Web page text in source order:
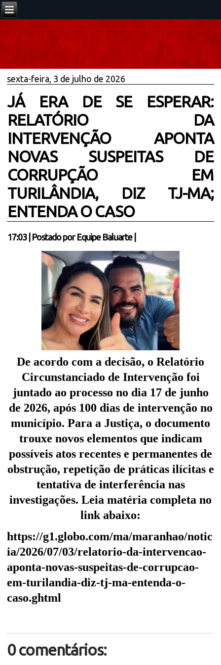
sexta-feira, 3 de julho de 2026
JÁ ERA DE SE ESPERAR:
RELATÓRIO DA
INTERVENÇÃO APONTA
NOVAS SUSPEITAS DE
CORRUPÇÃO EM
TURILÂNDIA, DIZ TJ-MA;
ENTENDA O CASO
17:03| Postado por Equipe Baluarte
De acordo com a decisão, o Relatório
Circunstanciado de Intervenção foi
juntado ao processo no dia 17 de junho
de 2026, após 100 dias de intervenção no
município. Para a Justiça, o documento
trouxe novos elementos que indicam
possíveis atos recentes e permanentes de
obstrução, repetição de práticas ilícitas e
tentativa de interferência nas
investigações. Leia matéria completa no
link abaixo:
https://g1.globo.com/ma/maranhao/notic
ia/2026/07/03/relatorio-da-intervencao-
aponta-novas-suspeitas-de-corrupcao-
em-turilandia-diz-tj-ma-entenda-o-
caso.ghtml
0 comentários: